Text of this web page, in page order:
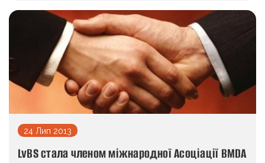
24 Лип 2013
LvBS стала членом міжнародної Асоціації BMDA